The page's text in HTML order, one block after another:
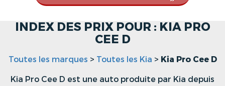
INDEX DES PRIX POUR : KIA PRO
CEE D
Toutes les marques > Toutes les Kia > Kia Pro Cee D
Kia Pro Cee D est une auto produite par Kia depuis